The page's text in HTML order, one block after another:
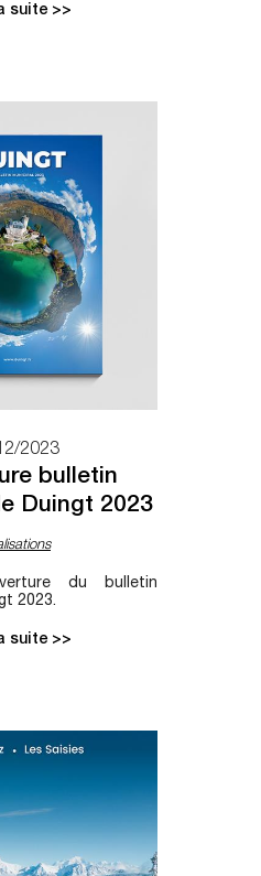
suite >>
2023
bulletin
Duingt 2023
du bulletin
2023.
suite >>